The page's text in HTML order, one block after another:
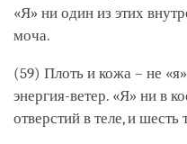
«Я» ни один из этих
моча.
(59) Плоть и кожа – не
энергия-ветер. «Я» ни в
отверстий в теле, и шесть